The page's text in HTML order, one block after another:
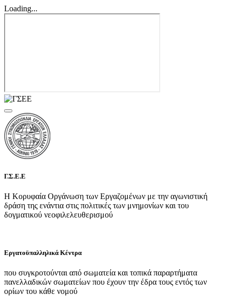
Loading...
Γ.Σ.Ε.Ε
Η Κορυφαία Οργάνωση των Εργαζομένων με την αγωνιστική
δράση της ενάντια στις πολιτικές των μνημονίων και του
δογματικού νεοφιλελευθερισμού
Εργατοϋπαλληλικά Κέντρα
που συγκροτούνται από σωματεία και τοπικά παραρτήματα
πανελλαδικών σωματείων που έχουν την έδρα τους εντός των
ορίων του κάθε νομού